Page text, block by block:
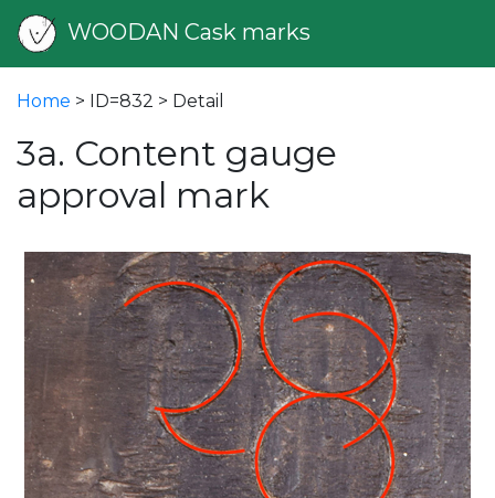
WOODAN Cask marks
Home > ID=832 > Detail
3a. Content gauge
approval mark